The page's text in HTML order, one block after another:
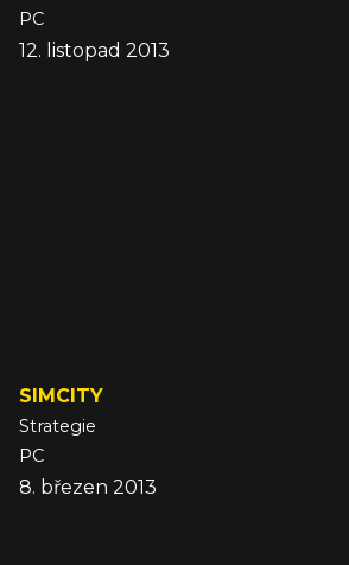
PC
12. listopad 2013
SIMCITY
Strategie
PC
8. březen 2013